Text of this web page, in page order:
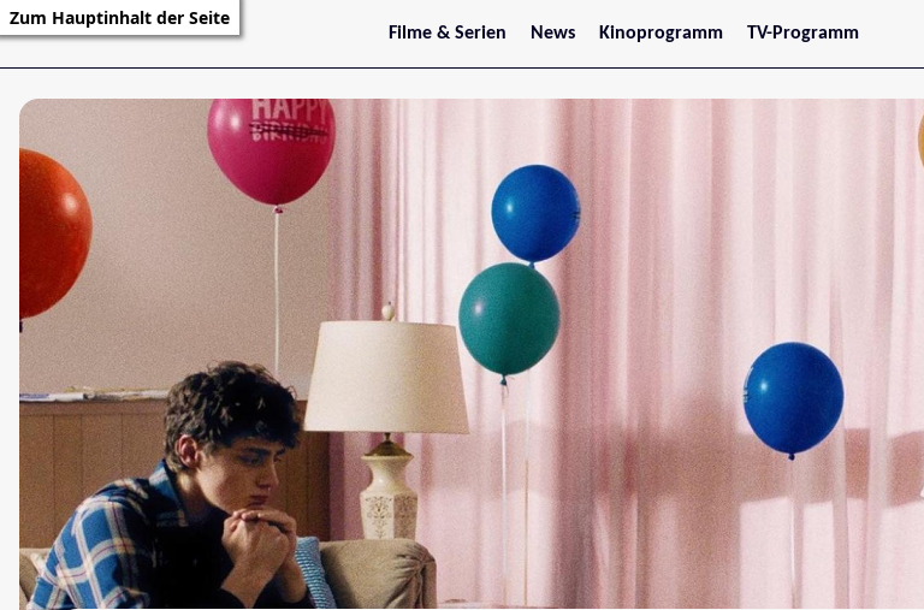
Zum Hauptinhalt der Seite
Filme & Serien
Trailer
News
Stars
Kinoprogramm
Jetzt im Kino
TV-Programm